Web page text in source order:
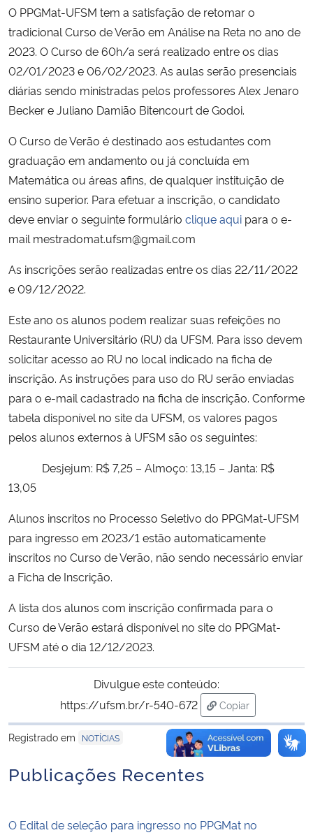
Ministério da Cidadania
Ministério da Saúde
Ministério de Minas e Energia
Ministério do Meio Ambiente
Ministério do Turismo
Ministério do Desenvolvimento Regional
Controladoria-Geral da União
Secretaria-Geral
Secretaria de Governo
Gabinete de Segurança Institucional
Banco Central do Brasil
O PPGMat-UFSM tem a satisfação de retomar o
tradicional Curso de Verão em Análise na Reta no ano de
2023. O Curso de 60h/a será realizado entre os dias
02/01/2023 e 06/02/2023. As aulas serão presenciais
diárias sendo ministradas pelos professores Alex Jenaro
Becker e Juliano Damião Bitencourt de Godoi.
O Curso de Verão é destinado aos estudantes com
graduação em andamento ou já concluída em
Matemática ou áreas afins, de qualquer instituição de
ensino superior. Para efetuar a inscrição, o candidato
deve enviar o seguinte formulário clique aqui para o e-
mail mestradomat.ufsm@gmail.com
As inscrições serão realizadas entre os dias 22/11/2022
e 09/12/2022.
Este ano os alunos podem realizar suas refeições no
Restaurante Universitário (RU) da UFSM. Para isso devem
solicitar acesso ao RU no local indicado na ficha de
inscrição. As instruções para uso do RU serão enviadas
para o e-mail cadastrado na ficha de inscrição. Conforme
tabela disponível no site da UFSM, os valores pagos
pelos alunos externos à UFSM são os seguintes:
Desjejum: R$ 7,25 – Almoço: 13,15 – Janta: R$
13,05
Alunos inscritos no Processo Seletivo do PPGMat-UFSM
para ingresso em 2023/1 estão automaticamente
inscritos no Curso de Verão, não sendo necessário enviar
a Ficha de Inscrição.
A lista dos alunos com inscrição confirmada para o
Curso de Verão estará disponível no site do PPGMat-
UFSM até o dia 12/12/2023.
Divulgue este conteúdo:
https://ufsm.br/r-540-672
Copiar
para área de
Registrado em
NOTÍCIAS
Publicações Recentes
O Edital de seleção para ingresso no PPGMat no